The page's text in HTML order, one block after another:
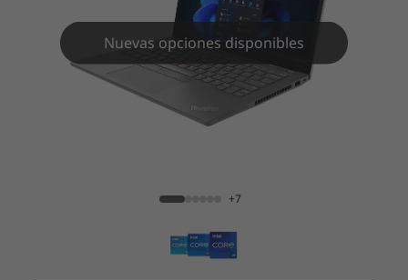
Nuevas opciones disponibles
+7